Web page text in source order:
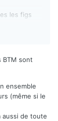
les figs
Monolith
BTM sont
ensemble
(même si le
aussi de toute